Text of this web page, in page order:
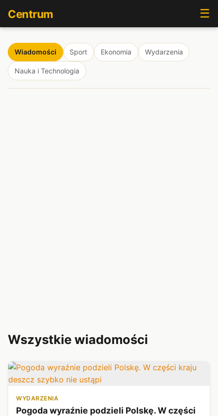
Centrum ☰
Wiadomości Sport Ekonomia Wydarzenia
Nauka i Technologia
Wszystkie wiadomości
WYDARZENIA
Pogoda wyraźnie podzieli Polskę. W części